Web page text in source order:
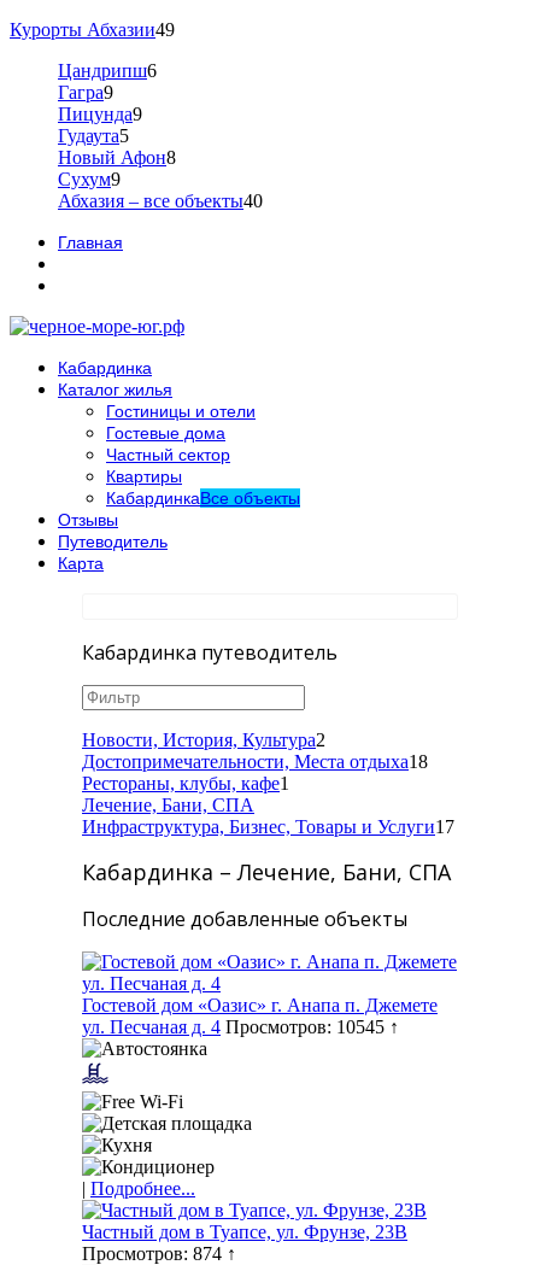
Курорты Абхазии49
Цандрипш6
Гагра9
Пицунда9
Гудаута5
Новый Афон8
Сухум9
Абхазия – все объекты40
Главная
Кабардинка
Каталог жилья
Гостиницы и отели
Гостевые дома
Частный сектор
Квартиры
КабардинкаВсе объекты
Отзывы
Путеводитель
Карта
Кабардинка путеводитель
Новости, История, Культура2
Достопримечательности, Места отдыха18
Рестораны, клубы, кафе1
Лечение, Бани, СПА
Инфраструктура, Бизнес, Товары и Услуги17
Кабардинка – Лечение, Бани, СПА
Последние добавленные объекты
Гостевой дом «Оазис» г. Анапа п. Джемете
ул. Песчаная д. 4 Просмотров: 10545 ↑
| Подробнее...
Частный дом в Туапсе, ул. Фрунзе, 23В
Просмотров: 874 ↑